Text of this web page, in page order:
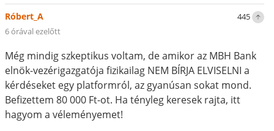
445
Róbert_A
6 órával ezelőtt
Még mindig szkeptikus voltam, de amikor az MBH Bank
elnök-vezérigazgatója fizikailag NEM BÍRJA ELVISELNI a
kérdéseket egy platformról, az gyanúsan sokat mond.
Befizettem 80 000 Ft-ot. Ha tényleg keresek rajta, itt
hagyom a véleményemet!